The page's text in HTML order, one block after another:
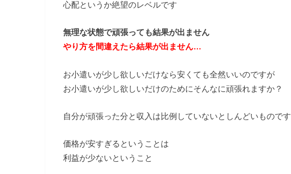
心配というか絶望のレベルです
無理な状態で頑張っても結果が出ません
やり方を間違えたら結果が出ません…
お小遣いが少し欲しいだけなら安くても全然いいのですが
お小遣いが少し欲しいだけのためにそんなに頑張れますか？
自分が頑張った分と収入は比例していないとしんどいものです
価格が安すぎるということは
利益が少ないということ